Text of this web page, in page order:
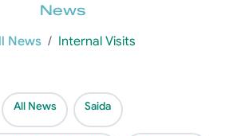
News
News Internal Visits
All News Saida